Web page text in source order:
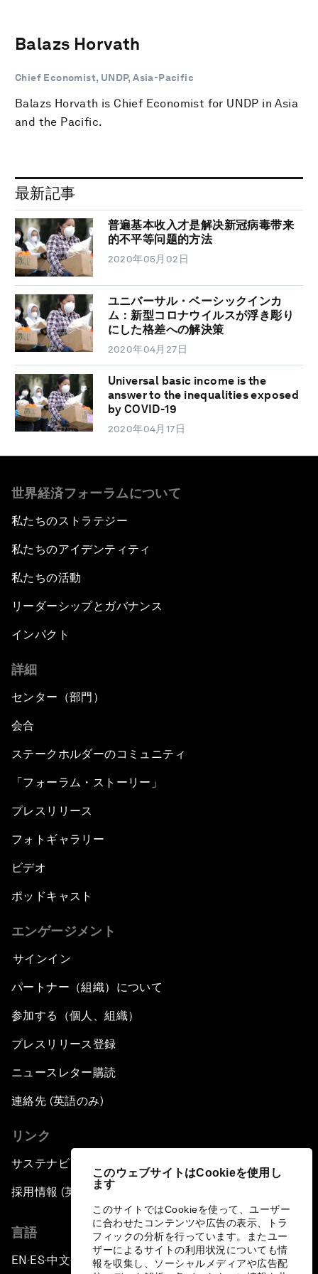
このウェブサイトはCookieを使用し
ます
このサイトではCookieを使って、ユーザー
に合わせたコンテンツや広告の表示、トラ
フィックの分析を行っています。またユー
ザーによるサイトの利用状況についても情
報を収集し、ソーシャルメディアや広告配
Balazs Horvath
Chief Economist, UNDP, Asia-Pacific
Balazs Horvath is Chief Economist for UNDP in Asia
and the Pacific.
最新記事
普遍基本收入才是解决新冠病毒带来
的不平等问题的方法
2020年05月02日
ユニバーサル・ベーシックインカ
ム：新型コロナウイルスが浮き彫り
にした格差への解決策
2020年04月27日
Universal basic income is the
answer to the inequalities exposed
by COVID-19
2020年04月17日
世界経済フォーラムについて
私たちのストラテジー
私たちのアイデンティティ
私たちの活動
リーダーシップとガバナンス
インパクト
詳細
センター（部門）
会合
ステークホルダーのコミュニティ
「フォーラム・ストーリー」
プレスリリース
フォトギャラリー
ビデオ
ポッドキャスト
エンゲージメント
サインイン
パートナー（組織）について
参加する（個人、組織）
プレスリリース登録
ニュースレター購読
連絡先 (英語のみ)
リンク
サステナビリティへの取り組み
採用情報 (英語のみ)
言語
EN ▪ES▪中文▪ 日本語